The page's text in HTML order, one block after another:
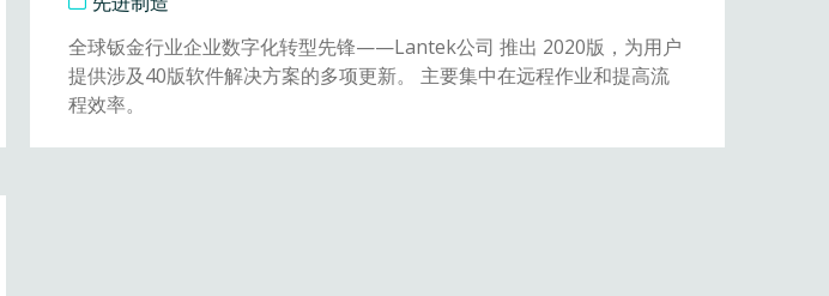
全球钣金行业企业数字化转型先锋——Lantek公司 推出 2020版，为用户
提供涉及40版软件解决方案的多项更新。 主要集中在远程作业和提高流
程效率。